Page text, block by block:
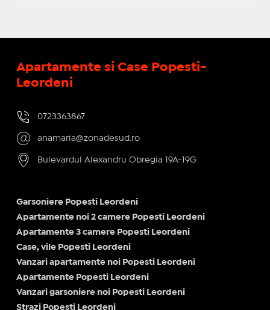
Apartamente si Case Popesti-
Leordeni
0723363867
anamaria@zonadesud.ro
Bulevardul Alexandru Obregia 19A-19G
Garsoniere Popesti Leordeni
Apartamente noi 2 camere Popesti Leordeni
Apartamente 3 camere Popesti Leordeni
Case, vile Popesti Leordeni
Vanzari apartamente noi Popesti Leordeni
Apartamente Popesti Leordeni
Vanzari garsoniere noi Popesti Leordeni
Strazi Popesti Leordeni